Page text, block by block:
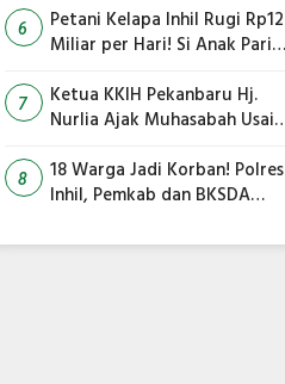
Utama
6
Petani Kelapa Inhil Rugi Rp12
Miliar per Hari! Si Anak Parit
Terus Anjlok
7
Ketua KKIH Pekanbaru Hj.
Nurlia Ajak Muhasabah Usai
Serangan Monyet di
Tembilahan
8
18 Warga Jadi Korban! Polres
Inhil, Pemkab dan BKSDA
Peneror Tembilahan